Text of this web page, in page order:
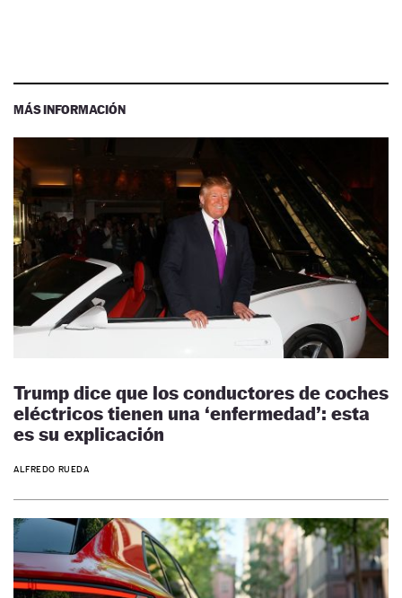
MÁS INFORMACIÓN
Trump dice que los conductores de coches
eléctricos tienen una ‘enfermedad’: esta
es su explicación
ALFREDO RUEDA